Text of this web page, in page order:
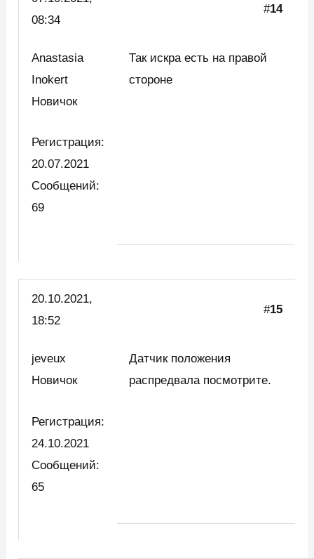
08:34
#14
Anastasia
Inokert
Новичок
Регистрация:
20.07.2021
Сообщений:
69
Так искра есть на правой
стороне
20.10.2021,
18:52
#15
jeveux
Новичок
Регистрация:
24.10.2021
Сообщений:
65
Датчик положения
распредвала посмотрите.